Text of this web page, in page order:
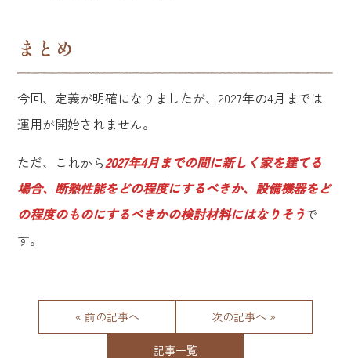
まとめ
今回、定義が明確になりましたが、2027年の4月までは
運用が開始されません。
ただ、これから2027年4月までの間に新しく家を建てる
場合、断熱性能をどの程度にするべきか、設備機器をど
の程度のものにするべきかの検討材料にはなりそうで
す。
« 前の記事へ
記事一覧
次の記事へ »